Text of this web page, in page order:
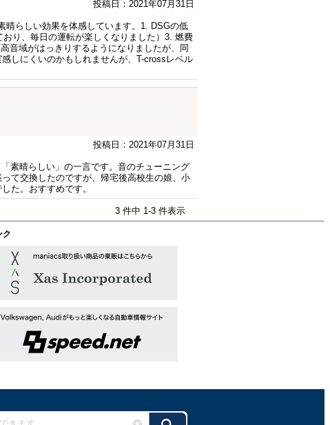
投稿日：2021年07月31日
晴らしい効果を体感しています。1. DSGの低
り、毎日の運転が楽しくなりました）3. 燃費
音域がはっきりするようになりましたが、同
しにくいのかもしれませんが、T-crossレベル
投稿日：2021年07月31日
素晴らしい」の一言です。音のチューニング
て交換したのですが、帰宅後高校生の娘、小
た。おすすめです。
3 件中 1-3 件表示
ク